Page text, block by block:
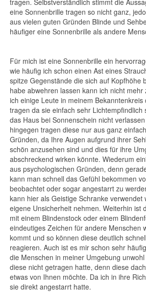
eine Sonnenbrille tragen so nicht ganz,
aus vielen guten Gründen Blinde und
häufiger eine Sonnenbrille als andere
Für mich ist eine Sonnenbrille ein
wie häufig ich schon einen Ast eines
spitze Gegenstände die sich auf Kopfhöhe
habe abwehren lassen kann ich nicht
ich einige Leute in meinem Bekanntenkreis
tragen da sie einfach sehr Lichtempfindlich
das Haus bei Sonnenschein nicht
hingegen tragen diese nur aus ganz
Gründen, da Ihre Augen aufgrund ihrer
schön anzusehen sind und dies für ihre
abschreckend wirken könnte. Wiederum
aus psychologischen Gründen, denn
kann man schnell das Gefühl bekommen
beobachtet oder sogar angestarrt zu
kann hier als Geistige Schranke verwendet
eigene Unsicherheit nehmen. Weiterhin ist
mit einem Blindenstock oder einem
eindeutiges Zeichen für andere Menschen
kommt und so können diese deutlich
reagieren. Auch ist es mir schon sehr
die Menschen in meiner Umgebung
diese nicht getragen hatte, denn diese
etwas von Ihnen möchte. Da ich in ihre
sie direkt angestarrt hatte.